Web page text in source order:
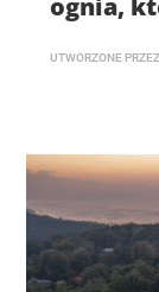
UTWORZONE PRZEZ